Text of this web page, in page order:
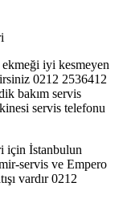
iyi kesmeyen
0212 2536412
bakım servis
servis telefonu
için İstanbulun
servis ve Empero
vardır 0212